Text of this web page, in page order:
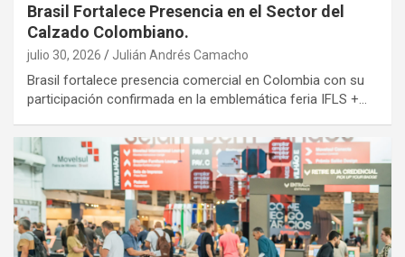
Brasil Fortalece Presencia en el Sector del
Calzado Colombiano.
julio 30, 2026 Julián Andrés Camacho
Brasil fortalece presencia comercial en Colombia con su
participación confirmada en la emblemática feria IFLS +…